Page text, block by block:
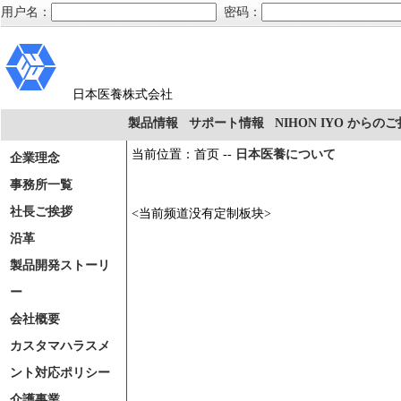
用户名： 密码：
日本医養株式会社
製品情報 サポート情報 NIHON IYO からのご
企業理念
事務所一覧
社長ご挨拶
沿革
製品開発ストーリ
ー
会社概要
カスタマハラスメ
ント対応ポリシー
当前位置：首页 -- 日本医養について
<当前频道没有定制板块>